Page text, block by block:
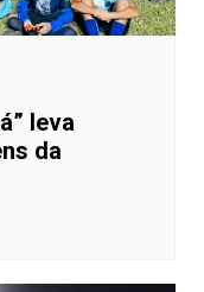
leva
da